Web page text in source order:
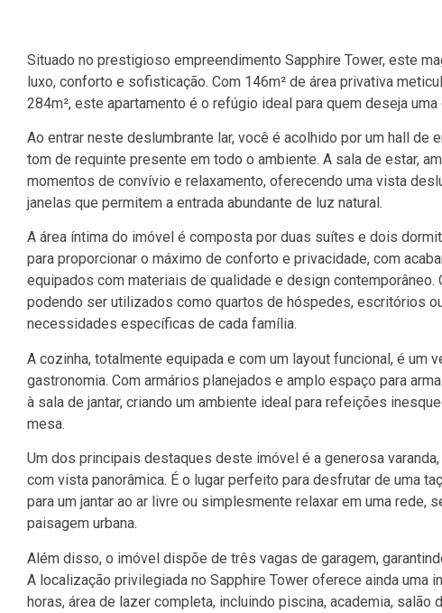
Situado no prestigioso empreendimento Sapphire Tower, este
luxo, conforto e sofisticação. Com 146m² de área privativa
284m², este apartamento é o refúgio ideal para quem deseja
Ao entrar neste deslumbrante lar, você é acolhido por um hall de
tom de requinte presente em todo o ambiente. A sala de estar,
momentos de convívio e relaxamento, oferecendo uma vista
janelas que permitem a entrada abundante de luz natural.
A área íntima do imóvel é composta por duas suítes e dois
para proporcionar o máximo de conforto e privacidade, com
equipados com materiais de qualidade e design
podendo ser utilizados como quartos de hóspedes, escritórios
necessidades específicas de cada família.
A cozinha, totalmente equipada e com um layout funcional, é um
gastronomia. Com armários planejados e amplo espaço para
à sala de jantar, criando um ambiente ideal para refeições
mesa.
Um dos principais destaques deste imóvel é a generosa
com vista panorâmica. É o lugar perfeito para desfrutar de uma
para um jantar ao ar livre ou simplesmente relaxar em uma rede,
paisagem urbana.
Além disso, o imóvel dispõe de três vagas de garagem,
A localização privilegiada no Sapphire Tower oferece ainda uma
horas, área de lazer completa, incluindo piscina, academia,